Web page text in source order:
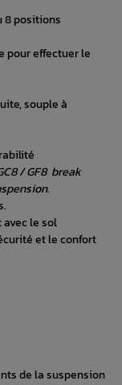
8 positions
pour effectuer le
souple à
/ GF8 break
le sol
et le confort
de la suspension